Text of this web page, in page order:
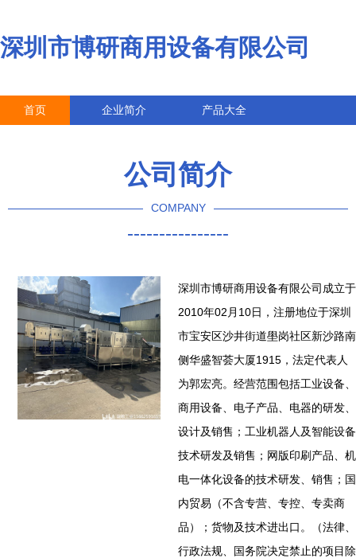
深圳市博研商用设备有限公司
首页 企业简介 产品大全
公司简介
COMPANY
----------------
深圳市博研商用设备有限公司成立于
2010年02月10日，注册地位于深圳
市宝安区沙井街道壆岗社区新沙路南
侧华盛智荟大厦1915，法定代表人
为郭宏亮。经营范围包括工业设备、
商用设备、电子产品、电器的研发、
设计及销售；工业机器人及智能设备
技术研发及销售；网版印刷产品、机
电一体化设备的技术研发、销售；国
内贸易（不含专营、专控、专卖商
品）；货物及技术进出口。（法律、
行政法规、国务院决定禁止的项目除